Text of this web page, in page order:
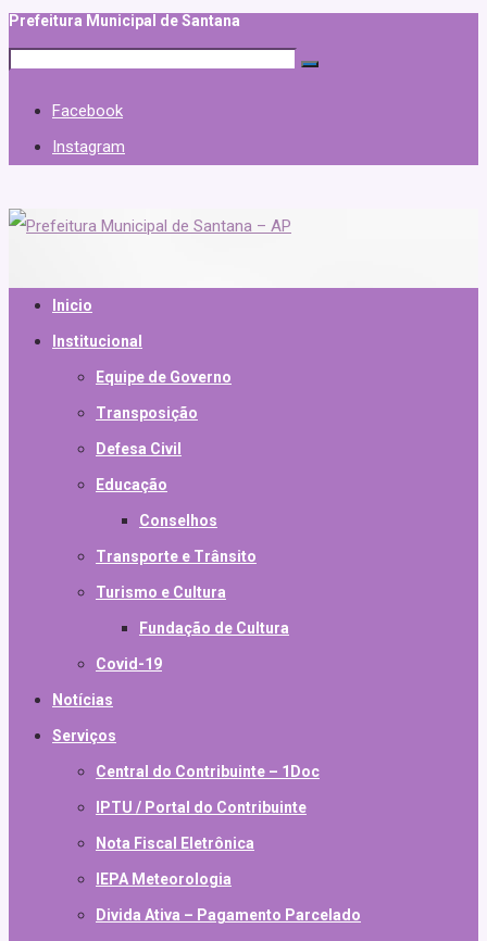
Prefeitura Municipal de Santana
Facebook
Instagram
Inicio
Institucional
Equipe de Governo
Transposição
Defesa Civil
Educação
Conselhos
Transporte e Trânsito
Turismo e Cultura
Fundação de Cultura
Covid-19
Notícias
Serviços
Central do Contribuinte – 1Doc
IPTU / Portal do Contribuinte
Nota Fiscal Eletrônica
IEPA Meteorologia
Divida Ativa – Pagamento Parcelado